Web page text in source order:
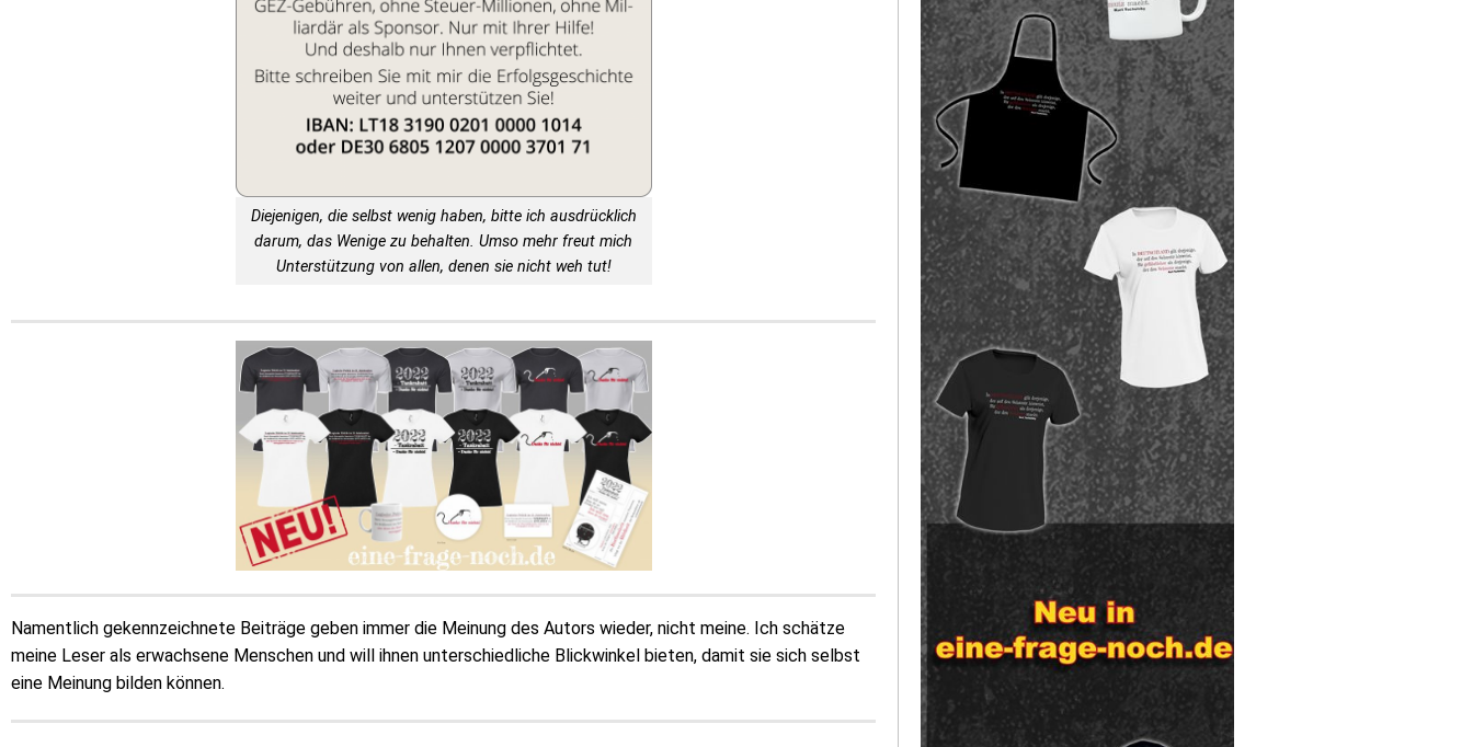
Diejenigen, die selbst wenig haben, bitte ich ausdrücklich
darum, das Wenige zu behalten. Umso mehr freut mich
Unterstützung von allen, denen sie nicht weh tut!
Namentlich gekennzeichnete Beiträge geben immer die Meinung des Autors wieder, nicht meine. Ich schätze
meine Leser als erwachsene Menschen und will ihnen unterschiedliche Blickwinkel bieten, damit sie sich selbst
eine Meinung bilden können.